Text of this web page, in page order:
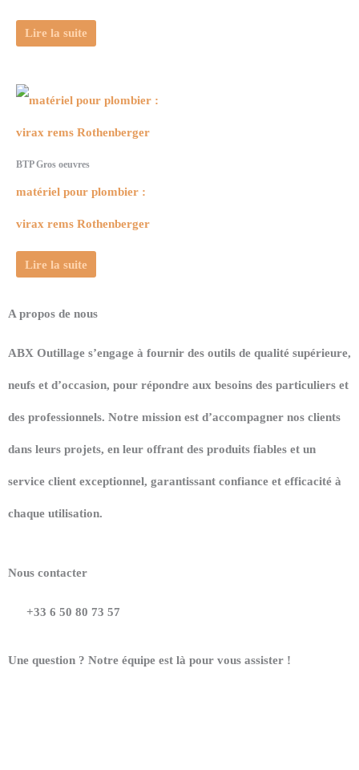
Lire la suite
BTP Gros oeuvres
matériel pour plombier :
virax rems Rothenberger
Lire la suite
A propos de nous
ABX Outillage s’engage à fournir des outils de qualité supérieure,
neufs et d’occasion, pour répondre aux besoins des particuliers et
des professionnels. Notre mission est d’accompagner nos clients
dans leurs projets, en leur offrant des produits fiables et un
service client exceptionnel, garantissant confiance et efficacité à
chaque utilisation.
Nous contacter
+33 6 50 80 73 57
Une question ? Notre équipe est là pour vous assister !